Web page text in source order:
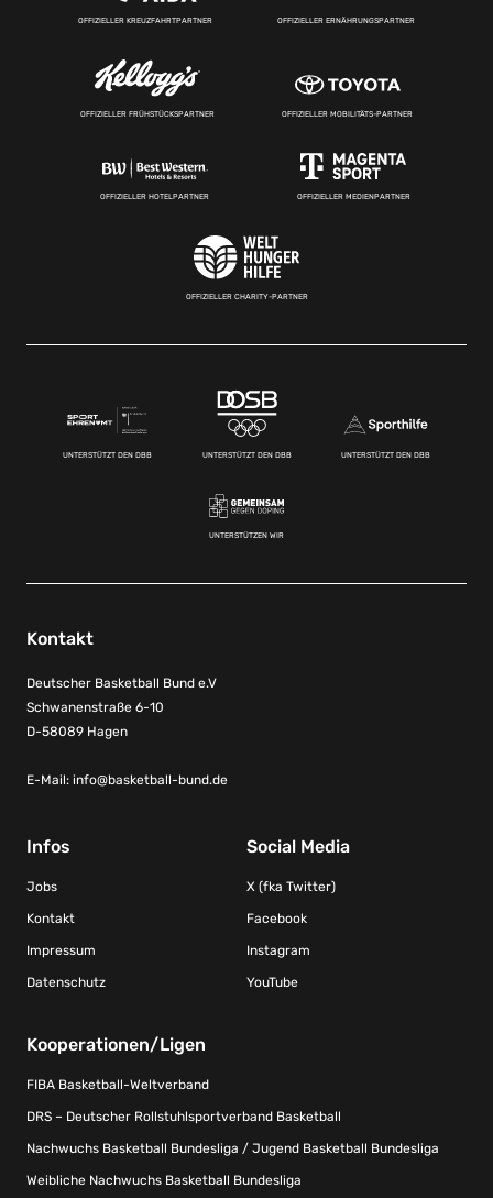
OFFIZIELLER KREUZFAHRTPARTNER OFFIZIELLER ERNÄHRUNGSPARTNER
OFFIZIELLER FRÜHSTÜCKSPARTNER OFFIZIELLER MOBILITÄTS-PARTNER
OFFIZIELLER HOTELPARTNER OFFIZIELLER MEDIENPARTNER
OFFIZIELLER CHARITY-PARTNER
UNTERSTÜTZT DEN DBB UNTERSTÜTZT DEN DBB UNTERSTÜTZT DEN DBB
UNTERSTÜTZEN WIR
Kontakt
Deutscher Basketball Bund e.V
Schwanenstraße 6-10
D-58089 Hagen
E-Mail: info@basketball-bund.de
Infos
Jobs
Kontakt
Impressum
Datenschutz
Social Media
X (fka Twitter)
Facebook
Instagram
YouTube
Kooperationen/Ligen
FIBA Basketball-Weltverband
DRS – Deutscher Rollstuhlsportverband Basketball
Nachwuchs Basketball Bundesliga / Jugend Basketball Bundesliga
Weibliche Nachwuchs Basketball Bundesliga